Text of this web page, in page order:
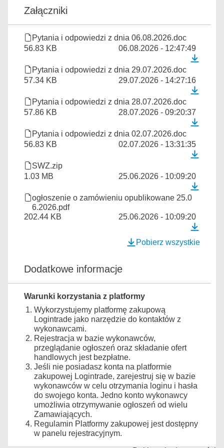
Załączniki
Pytania i odpowiedzi z dnia 06.08.2026.doc
56.83 KB
06.08.2026 - 12:47:49
Pytania i odpowiedzi z dnia 29.07.2026.doc
57.34 KB
29.07.2026 - 14:27:16
Pytania i odpowiedzi z dnia 28.07.2026.doc
57.86 KB
28.07.2026 - 09:20:37
Pytania i odpowiedzi z dnia 02.07.2026.doc
56.83 KB
02.07.2026 - 13:31:35
SWZ.zip
1.03 MB
25.06.2026 - 10:09:20
ogłoszenie o zamówieniu opublikowane 25.0
6.2026.pdf
202.44 KB
25.06.2026 - 10:09:20
Pobierz wszystkie
Dodatkowe informacje
Warunki korzystania z platformy
Wykorzystujemy platformę zakupową
Logintrade jako narzędzie do kontaktów z
wykonawcami.
Rejestracja w bazie wykonawców,
przeglądanie ogłoszeń oraz składanie ofert
handlowych jest bezpłatne.
Jeśli nie posiadasz konta na platformie
zakupowej Logintrade, zarejestruj się w bazie
wykonawców w celu otrzymania loginu i hasła
do swojego konta. Jedno konto wykonawcy
umożliwia otrzymywanie ogłoszeń od wielu
Zamawiających.
Regulamin Platformy zakupowej jest dostępny
w panelu rejestracyjnym.